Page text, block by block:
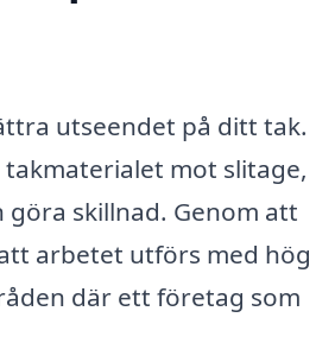
utseendet på ditt tak.
mot slitage,
skillnad. Genom att
arbetet utförs med hög
där ett företag som